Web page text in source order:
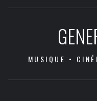
MUSIQUE •